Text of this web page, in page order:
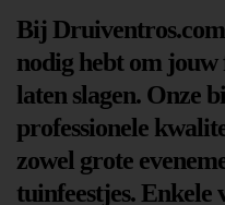
Bij
nodig hebt om jouw
laten slagen. Onze
professionele
zowel grote
tuinfeestjes. Enkele